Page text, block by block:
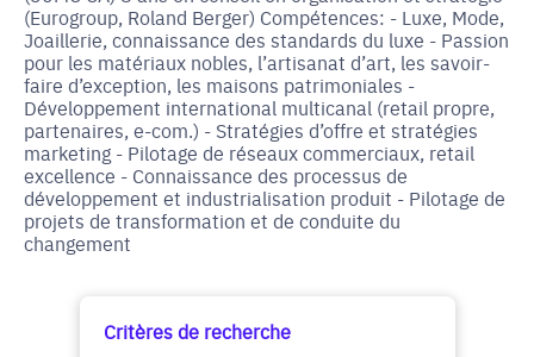
(Eurogroup, Roland Berger) Compétences: - Luxe, Mode,
Joaillerie, connaissance des standards du luxe - Passion
pour les matériaux nobles, l’artisanat d’art, les savoir-
faire d’exception, les maisons patrimoniales -
Développement international multicanal (retail propre,
partenaires, e-com.) - Stratégies d’offre et stratégies
marketing - Pilotage de réseaux commerciaux, retail
excellence - Connaissance des processus de
développement et industrialisation produit - Pilotage de
projets de transformation et de conduite du
changement
Critères de recherche